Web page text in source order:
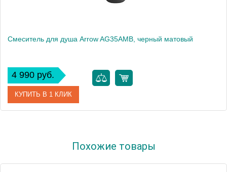
Смеситель для душа Arrow AG35AMB, черный матовый
4 990 руб.
КУПИТЬ В 1 КЛИК
Вес, кг 1
Похожие товары